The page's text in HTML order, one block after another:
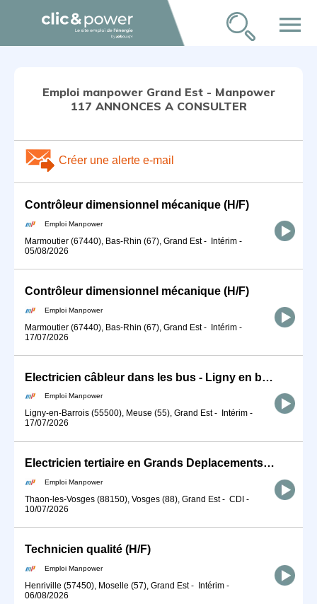
menu
Emploi manpower Grand Est - Manpower
117 ANNONCES A CONSULTER
Créer une alerte e-mail
Contrôleur dimensionnel mécanique (H/F)
Emploi Manpower
Marmoutier (67440), Bas-Rhin (67), Grand Est- Intérim -
05/08/2026
Contrôleur dimensionnel mécanique (H/F)
Emploi Manpower
Marmoutier (67440), Bas-Rhin (67), Grand Est- Intérim -
17/07/2026
Electricien câbleur dans les bus - Ligny en barrois (H/F)
Emploi Manpower
Ligny-en-Barrois (55500), Meuse (55), Grand Est- Intérim -
17/07/2026
Electricien tertiaire en Grands Deplacements (H/F)
Emploi Manpower
Thaon-les-Vosges (88150), Vosges (88), Grand Est- CDI -
10/07/2026
Technicien qualité (H/F)
Emploi Manpower
Henriville (57450), Moselle (57), Grand Est- Intérim -
06/08/2026